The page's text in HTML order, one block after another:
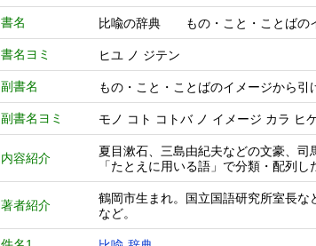
書名 比喩の辞典 もの・こと・ことば
書名ヨミ ヒユ ノ ジテン
副書名 もの・こと・ことばのイメージから引
副書名ヨミ モノ コト コトバ ノ イメージ カラ ヒ
内容紹介
夏目漱石、三島由紀夫などの文豪、司
「たとえに用いる語」で分類・配列し
著者紹介
鶴岡市生まれ。国立国語研究所室長な
など。